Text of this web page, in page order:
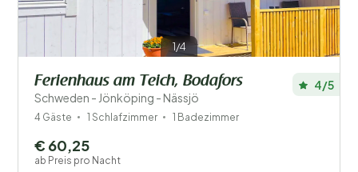
1/4
Ferienhaus am Teich, Bodafors
Schweden - Jönköping - Nässjö
4/5
4 Gäste 1 Schlafzimmer 1 Badezimmer
€ 60,25
ab Preis pro Nacht